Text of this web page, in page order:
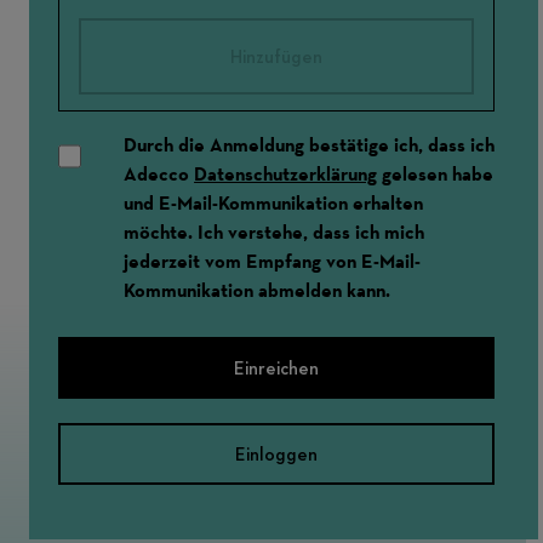
Durch die Anmeldung bestätige ich, dass ich
Adecco Datenschutzerklärung gelesen habe
und E-Mail-Kommunikation erhalten
möchte. Ich verstehe, dass ich mich
jederzeit vom Empfang von E-Mail-
Kommunikation abmelden kann.
Einreichen
Einloggen